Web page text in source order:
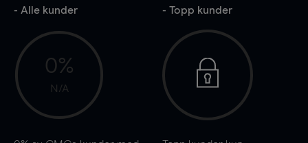
- Alle kunder
0%
N/A
- Topp kunder